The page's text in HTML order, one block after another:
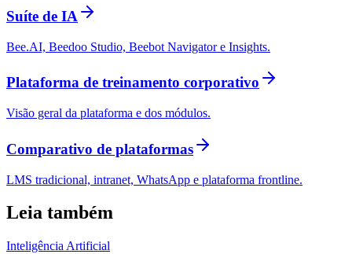
Suíte de IA
Bee.AI, Beedoo Studio, Beebot Navigator e Insights.
Plataforma de treinamento corporativo
Visão geral da plataforma e dos módulos.
Comparativo de plataformas
LMS tradicional, intranet, WhatsApp e plataforma frontline.
Leia também
Inteligência Artificial